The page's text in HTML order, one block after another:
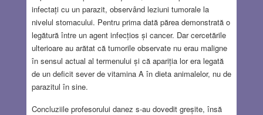
infectați cu un parazit, observând leziuni tumorale la
nivelul stomacului. Pentru prima dată părea demonstrată o
legătură între un agent infecțios și cancer. Dar cercetările
ulterioare au arătat că tumorile observate nu erau maligne
în sensul actual al termenului și că apariția lor era legată
de un deficit sever de vitamina A în dieta animalelor, nu de
parazitul în sine.
Concluziile profesorului danez s-au dovedit greșite, însă